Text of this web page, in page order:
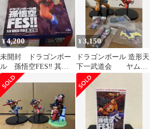
¥4,200
未開封 ドラゴンボー
ル 孫悟空FES‼︎ 其之
四 孫悟空 少年
¥3,150
ドラゴンボール 造形天
下一武道会 ヤムチ
ャ 孫悟空fes 其之四
孫悟空